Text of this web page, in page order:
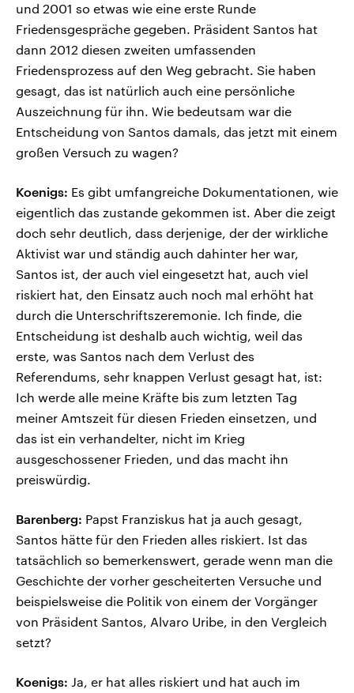
und 2001 so etwas wie eine erste Runde
Friedensgespräche gegeben. Präsident Santos hat
dann 2012 diesen zweiten umfassenden
Friedensprozess auf den Weg gebracht. Sie haben
gesagt, das ist natürlich auch eine persönliche
Auszeichnung für ihn. Wie bedeutsam war die
Entscheidung von Santos damals, das jetzt mit einem
großen Versuch zu wagen?
Koenigs: Es gibt umfangreiche Dokumentationen, wie
eigentlich das zustande gekommen ist. Aber die zeigt
doch sehr deutlich, dass derjenige, der der wirkliche
Aktivist war und ständig auch dahinter her war,
Santos ist, der auch viel eingesetzt hat, auch viel
riskiert hat, den Einsatz auch noch mal erhöht hat
durch die Unterschriftszeremonie. Ich finde, die
Entscheidung ist deshalb auch wichtig, weil das
erste, was Santos nach dem Verlust des
Referendums, sehr knappen Verlust gesagt hat, ist:
Ich werde alle meine Kräfte bis zum letzten Tag
meiner Amtszeit für diesen Frieden einsetzen, und
das ist ein verhandelter, nicht im Krieg
ausgeschossener Frieden, und das macht ihn
preiswürdig.
Barenberg: Papst Franziskus hat ja auch gesagt,
Santos hätte für den Frieden alles riskiert. Ist das
tatsächlich so bemerkenswert, gerade wenn man die
Geschichte der vorher gescheiterten Versuche und
beispielsweise die Politik von einem der Vorgänger
von Präsident Santos, Alvaro Uribe, in den Vergleich
setzt?
Koenigs: Ja, er hat alles riskiert und hat auch im